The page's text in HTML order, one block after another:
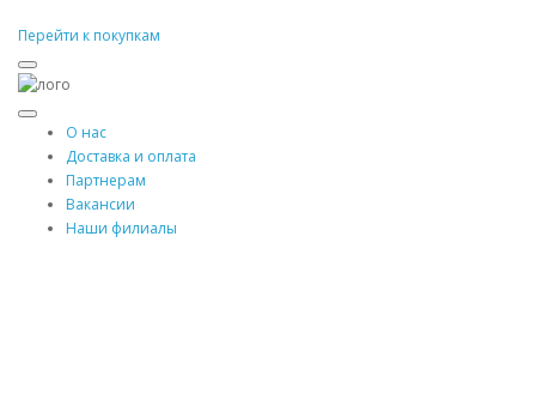
Перейти к покупкам
О нас
Доставка и оплата
Партнерам
Вакансии
Наши филиалы